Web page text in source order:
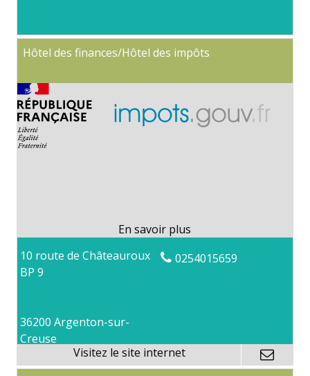
Hôtel des finances/Hôtel des impôts
10 route de Châteauroux
BP 9
36200 Argenton-sur-
Creuse
0254015659